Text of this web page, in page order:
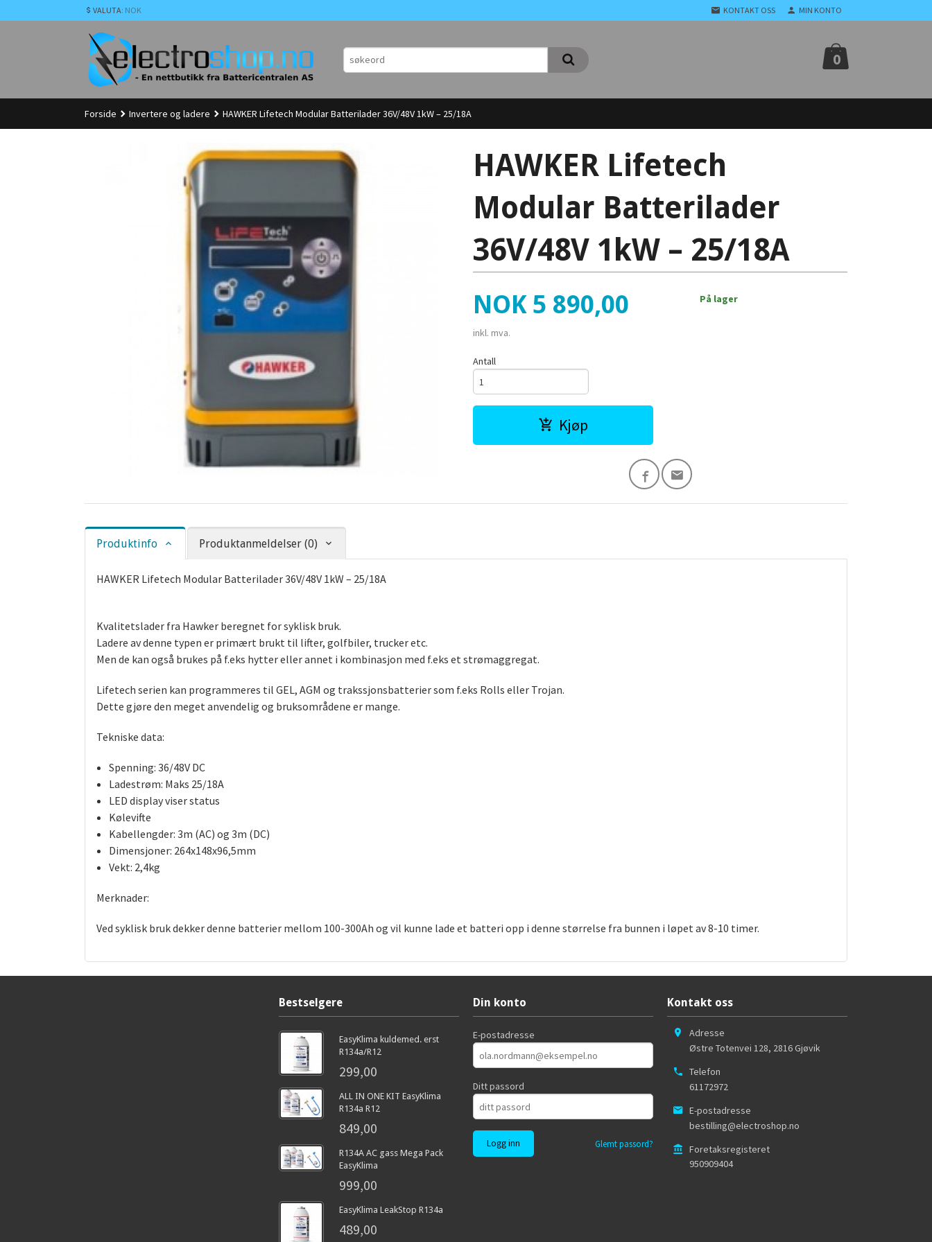
til
VALUTA: NOK KONTAKT OSS MIN KONTO
0
Forside Invertere og ladere HAWKER Lifetech Modular Batterilader 36V/48V 1kW – 25/18A
HAWKER Lifetech
Modular Batterilader
36V/48V 1kW – 25/18A
Pris
NOK 5 890,00
inkl. mva.
På lager
Antall
Kjøp
Produktinfo Produktanmeldelser (0)
HAWKER Lifetech Modular Batterilader 36V/48V 1kW – 25/18A
Kvalitetslader fra Hawker beregnet for syklisk bruk.
Ladere av denne typen er primært brukt til lifter, golfbiler, trucker etc.
Men de kan også brukes på f.eks hytter eller annet i kombinasjon med f.eks et strømaggregat.
Lifetech serien kan programmeres til GEL, AGM og trakssjonsbatterier som f.eks Rolls eller Trojan.
Dette gjøre den meget anvendelig og bruksområdene er mange.
Tekniske data:
Spenning: 36/48V DC
Ladestrøm: Maks 25/18A
LED display viser status
Kølevifte
Kabellengder: 3m (AC) og 3m (DC)
Dimensjoner: 264x148x96,5mm
Vekt: 2,4kg
Merknader:
Ved syklisk bruk dekker denne batterier mellom 100-300Ah og vil kunne lade et batteri opp i denne størrelse fra bunnen i løpet av 8-10 timer.
Bestselgere
EasyKlima kuldemed. erst
R134a/R12
299,00
ALL IN ONE KIT EasyKlima
R134a R12
849,00
R134A AC gass Mega Pack
EasyKlima
999,00
EasyKlima LeakStop R134a
489,00
Din konto
E-postadresse
Ditt passord
Glemt passord?
Kontakt oss
Adresse
Østre Totenvei 128, 2816Gjøvik
Telefon
61172972
E-postadresse
bestilling@electroshop.no
Foretaksregisteret
950909404